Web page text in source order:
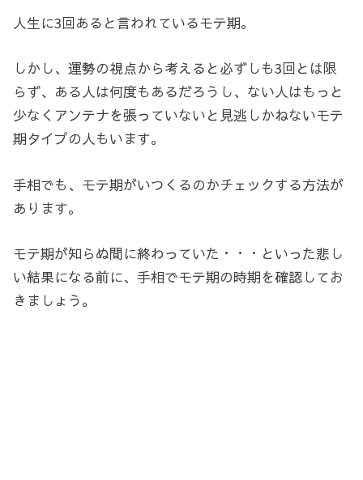
人生に3回あると言われているモテ期。
しかし、運勢の視点から考えると必ずしも3回とは限
らず、ある人は何度もあるだろうし、ない人はもっと
少なくアンテナを張っていないと見逃しかねないモテ
期タイプの人もいます。
手相でも、モテ期がいつくるのかチェックする方法が
あります。
モテ期が知らぬ間に終わっていた・・・といった悲し
い結果になる前に、手相でモテ期の時期を確認してお
きましょう。